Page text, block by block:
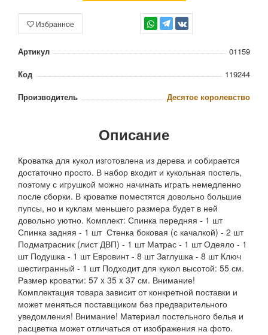
TG
Избранное
Артикул
01159
Код
119244
Производитель
Десятое королевство
Описание
Кроватка для кукол изготовлена из дерева и собирается
достаточно просто. В набор входит и кукольная постель,
поэтому с игрушкой можно начинать играть немедленно
после сборки. В кроватке поместятся довольно большие
пупсы, но и куклам меньшего размера будет в ней
довольно уютно. Комплект: Спинка передняя - 1 шт
Спинка задняя - 1 шт Стенка боковая (с качалкой) - 2 шт
Подматрасник (лист ДВП) - 1 шт Матрас - 1 шт Одеяло - 1
шт Подушка - 1 шт Евровинт - 8 шт Заглушка - 8 шт Ключ
шестигранный - 1 шт Подходит для кукол высотой: 55 см.
Размер кроватки: 57 x 35 x 37 см. Внимание!
Комплектация товара зависит от конкретной поставки и
может меняться поставщиком без предварительного
уведомления! Внимание! Материал постельного белья и
расцветка может отличаться от изображения на фото.